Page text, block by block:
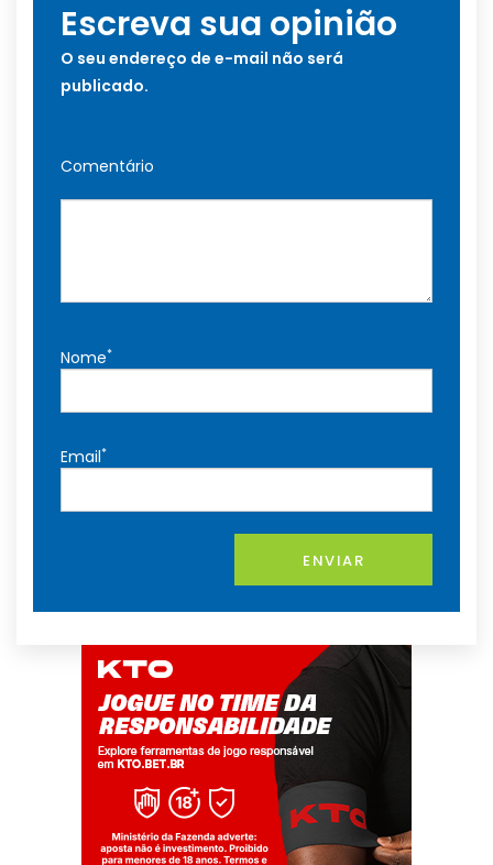
Escreva sua opinião
O seu endereço de e-mail não será
publicado.
Comentário
Nome*
Email*
ENVIAR